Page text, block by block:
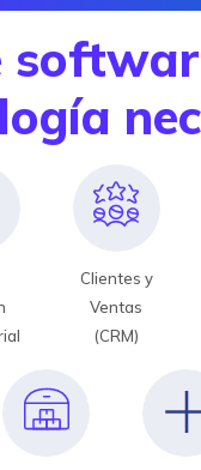
Clientes y
Ventas
(CRM)